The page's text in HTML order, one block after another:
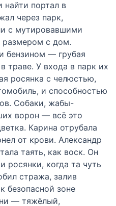
портал в
через парк,
с мутировавшими
с дом.
бензином — грубая
траве. У входа в парк их
росянка с челюстью,
и способностью
Собаки, жабы-
ворон — всё это
Карина отрубала
от крови. Александр
таять, как воск. Он
росянки, когда та чуть
стража, залив
безопасной зоне
— тяжёлый,